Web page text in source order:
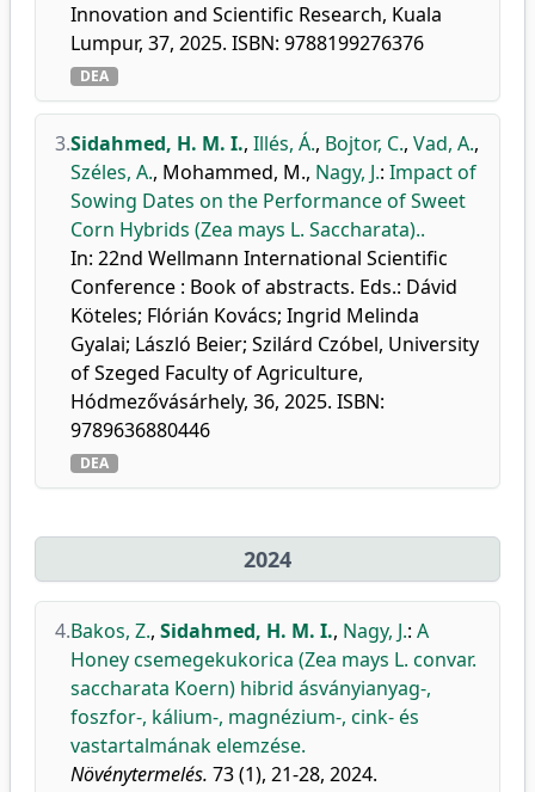
Innovation and Scientific Research, Kuala
Lumpur, 37, 2025. ISBN: 9788199276376
DEA
3.Sidahmed, H. M. I., Illés, Á., Bojtor, C., Vad, A.,
Széles, A., Mohammed, M., Nagy, J.: Impact of
Sowing Dates on the Performance of Sweet
Corn Hybrids (Zea mays L. Saccharata)..
In: 22nd Wellmann International Scientific
Conference : Book of abstracts. Eds.: Dávid
Köteles; Flórián Kovács; Ingrid Melinda
Gyalai; László Beier; Szilárd Czóbel, University
of Szeged Faculty of Agriculture,
Hódmezővásárhely, 36, 2025. ISBN:
9789636880446
DEA
2024
4.Bakos, Z., Sidahmed, H. M. I., Nagy, J.: A
Honey csemegekukorica (Zea mays L. convar.
saccharata Koern) hibrid ásványianyag-,
foszfor-, kálium-, magnézium-, cink- és
vastartalmának elemzése.
Növénytermelés. 73 (1), 21-28, 2024.